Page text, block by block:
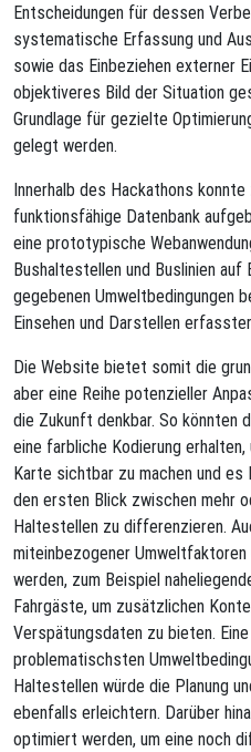
Entscheidungen für dessen
systematische Erfassung und
sowie das Einbeziehen externer
objektiveres Bild der Situation
Grundlage für gezielte
gelegt werden.
Innerhalb des Hackathons
funktionsfähige Datenbank
eine prototypische
Bushaltestellen und Buslinien
gegebenen Umweltbedingungen
Einsehen und Darstellen
Die Website bietet somit die
aber eine Reihe potenzieller
die Zukunft denkbar. So könnten
eine farbliche Kodierung
Karte sichtbar zu machen und
den ersten Blick zwischen mehr
Haltestellen zu differenzieren.
miteinbezogener
werden, zum Beispiel
Fahrgäste, um zusätzlichen
Verspätungsdaten zu bieten.
problematischsten
Haltestellen würde die Planung
ebenfalls erleichtern. Darüber
optimiert werden, um eine noch